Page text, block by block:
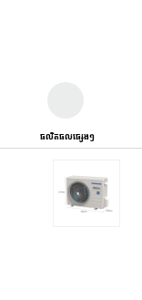
ផលិតផលផ្សេងៗ